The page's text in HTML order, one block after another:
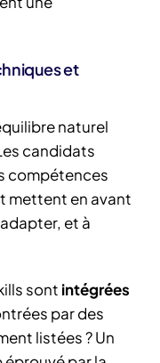
et
naturel
candidats
compétences
mettent en avant
et à
sont intégrées
par des
listées ? Un